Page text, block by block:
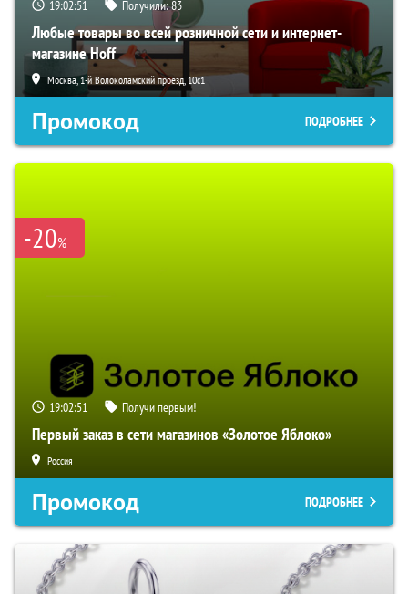
19:02:50 Получили:83
Любые товары во всей розничной сети и интернет-
магазине Hoff
Москва, 1-й Волоколамский проезд, 10с1
Промокод ПОДРОБНЕЕ
-20%
19:02:50 Получи первым!
Первый заказ в сети магазинов «Золотое Яблоко»
Россия
Промокод ПОДРОБНЕЕ